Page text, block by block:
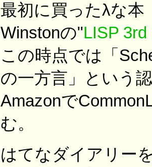
最初に買ったλな
Winstonの"LISP
この時点では「
の一方言」という
Amazonで
む。
はてなダイアリー